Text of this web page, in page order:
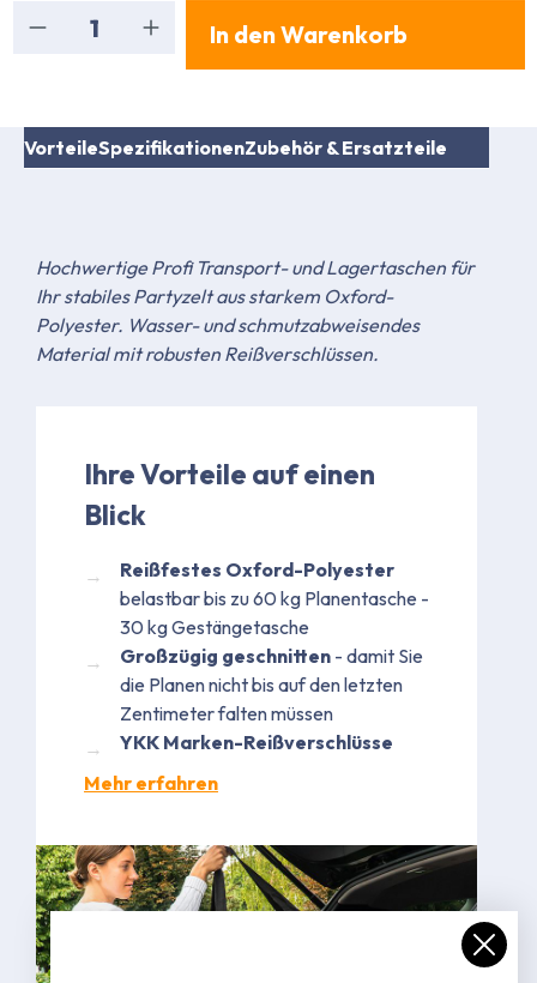
Produkt Anzahl: Gib den gewünschten Wert
In den Warenkorb
VorteileSpezifikationenZubehör & Ersatzteile
Hochwertige Profi Transport- und Lagertaschen für
Ihr stabiles Partyzelt aus starkem Oxford-
Polyester. Wasser- und schmutzabweisendes
Material mit robusten Reißverschlüssen.
Ihre Vorteile auf einen
Blick
Reißfestes Oxford-Polyester
belastbar bis zu 60 kg Planentasche -
30 kg Gestängetasche
Großzügig geschnitten - damit Sie
die Planen nicht bis auf den letzten
Zentimeter falten müssen
YKK Marken-Reißverschlüsse
Mehr erfahren